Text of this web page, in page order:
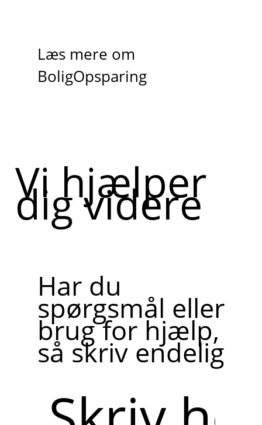
Læs mere om
BoligOpsparing
Vi hjælper
dig videre
Har du
spørgsmål eller
brug for hjælp,
så skriv endelig
her